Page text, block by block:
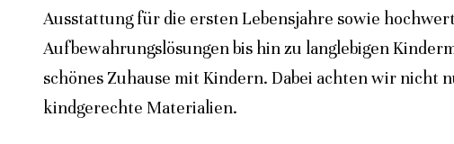
Ausstattung für die ersten Lebensjahre sowie
Aufbewahrungslösungen bis hin zu langlebigen
schönes Zuhause mit Kindern. Dabei achten wir
kindgerechte Materialien.